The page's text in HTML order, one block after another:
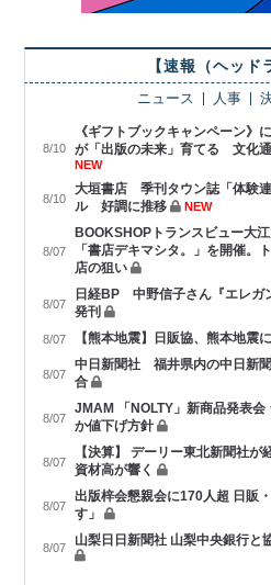
【速報（ヘッド
ニュース 人事
8/10
《ギフトブックキャンペーン
が「出版の未来」育てる 文化
NEW
8/10
大垣書店 季刊タウン誌「体験
ル 好調に推移
NEW
8/07
BOOKSHOPトランスビュー大
「書店デキマシタ。」を開催。
店の狙い
8/07
日経BP 中野信子さん『エレガ
発刊
8/07 【熊本地震】日販協、熊本地震
8/07
中日新聞社 福井県内の中日新
合
8/07
JMAM 「NOLTY」新商品発表会
か値下げ方針
8/07
【決算】 デーリー東北新聞社が
資材高が響く
8/07
出版梓会懇親会に170人超 日販
す」
8/07 山梨日日新聞社 山梨中央銀行と